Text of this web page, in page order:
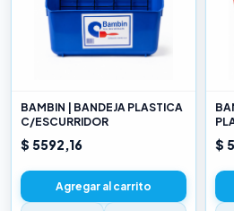
BAMBIN | BANDEJA PLASTICA
C/ESCURRIDOR
$ 5592,16
Agregar al carrito
$